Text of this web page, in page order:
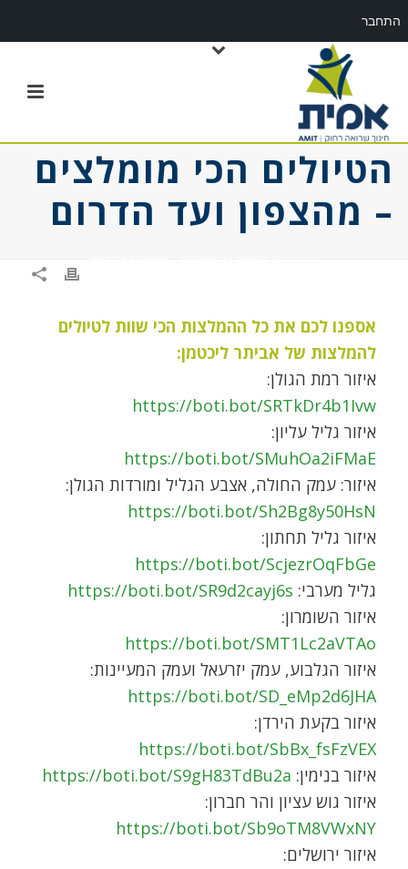
התחבר
הטיולים הכי מומלצים
– מהצפון ועד הדרום
אספנו לכם את כל ההמלצות הכי שוות לטיולים
להמלצות של אביתר ליכטמן:
איזור רמת הגולן:
https://boti.bot/SRTkDr4b1Ivw
איזור גליל עליון:
https://boti.bot/SMuhOa2iFMaE
איזור: עמק החולה, אצבע הגליל ומורדות הגולן:
https://boti.bot/Sh2Bg8y50HsN
איזור גליל תחתון:
https://boti.bot/ScjezrOqFbGe
גליל מערבי: https://boti.bot/SR9d2cayj6s
איזור השומרון:
https://boti.bot/SMT1Lc2aVTAo
איזור הגלבוע, עמק יזרעאל ועמק המעיינות:
https://boti.bot/SD_eMp2d6JHA
איזור בקעת הירדן:
https://boti.bot/SbBx_fsFzVEX
איזור בנימין: https://boti.bot/S9gH83TdBu2a
איזור גוש עציון והר חברון:
https://boti.bot/Sb9oTM8VWxNY
איזור ירושלים: